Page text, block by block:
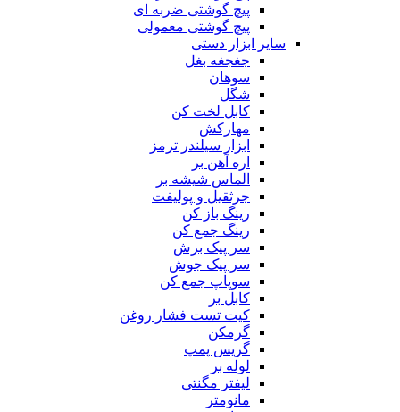
پیچ گوشتی ضربه ای
پیچ گوشتی معمولی
سایر ابزار دستی
جغجغه بغل
سوهان
شگل
کابل لخت کن
مهارکش
ابزار سیلندر ترمز
اره آهن بر
الماس شیشه بر
جرثقیل و پولیفت
رینگ باز کن
رینگ جمع کن
سر پیک برش
سر پیک جوش
سوپاپ جمع کن
کابل بر
کیت تست فشار روغن
گرمکن
گریس پمپ
لوله بر
لیفتر مگنتی
مانومتر